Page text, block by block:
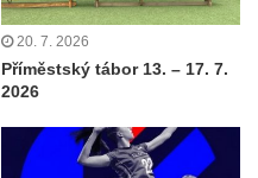
20. 7. 2026
Příměstský tábor 13. – 17. 7.
2026